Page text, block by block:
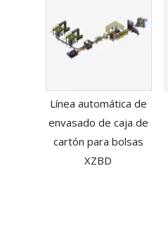
Línea automática de
envasado de caja de
cartón para bolsas
XZBD